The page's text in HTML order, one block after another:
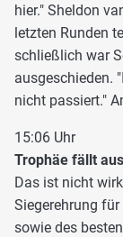
hier." Sheldon
letzten Runden
schließlich war
ausgeschieden.
nicht passiert."
15:06 Uhr
Trophäe fällt
Das ist nicht
Siegerehrung
sowie des